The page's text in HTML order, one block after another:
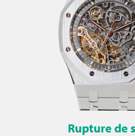
Rupture de